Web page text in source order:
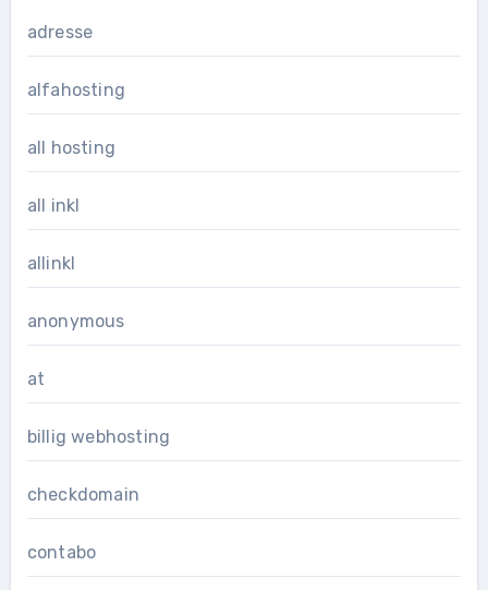
adresse
alfahosting
all hosting
all inkl
allinkl
anonymous
at
billig webhosting
checkdomain
contabo